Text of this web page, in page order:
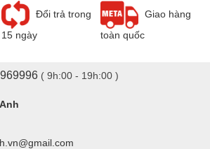
một số trường hợp, chân cắm cáp bàn
mạch củ bị kém, bị lỏng hoặc bị cắm lệch,
để sử dụng sai vùng hoặc ngôn ngữ trên
Đổi trả trong
15 ngày
Giao hàng
toàn quốc
( 9h:00 - 19h:00 )